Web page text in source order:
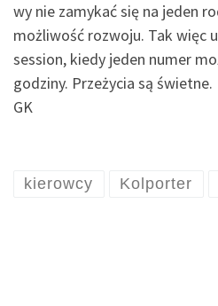
wy nie zamykać się na jeden
możliwość rozwoju. Tak więc
session, kiedy jeden numer
godziny. Przeżycia są świetne.
GK
kierowcy Kolporter